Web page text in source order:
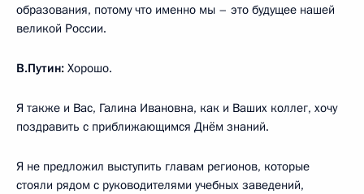
образования, потому что именно мы – это будущее нашей
великой России.
В.Путин: Хорошо.
Я также и Вас, Галина Ивановна, как и Ваших коллег, хочу
поздравить с приближающимся Днём знаний.
Я не предложил выступить главам регионов, которые
стояли рядом с руководителями учебных заведений,